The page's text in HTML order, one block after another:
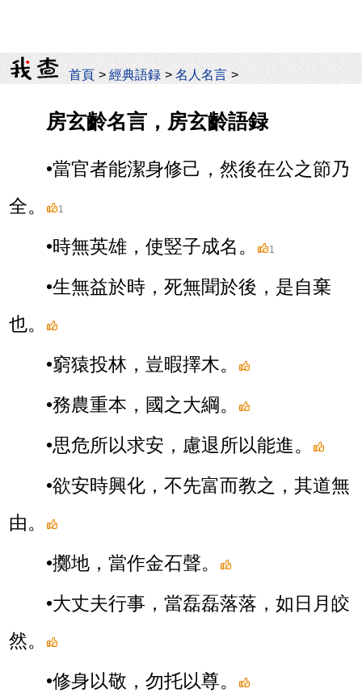
首頁 >經典語録 >名人名言 >
房玄齡名言，房玄齡語録
•當官者能潔身修己，然後在公之節乃
全。
1
•時無英雄，使竪子成名。 1
•生無益於時，死無聞於後，是自棄
也。
•窮猿投林，豈暇擇木。
•務農重本，國之大綱。
•思危所以求安，慮退所以能進。
•欲安時興化，不先富而教之，其道無
由。
•擲地，當作金石聲。
•大丈夫行事，當磊磊落落，如日月皎
然。
•修身以敬，勿托以尊。